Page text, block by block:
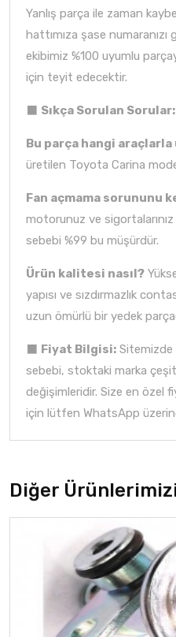
Yanlış parça ile zaman
hattımıza şase
ekibimiz %100 uyumlu
için teyit edecektir.
⬛ Sıkça Sorulan Sorular:
Bu parça hangi araçlarla
üretilen Toyota Carina
Fan açmama sorununu
motorunuz ve
sebebi %99 bu müşürdür.
Ürün kalitesi nasıl?
yapısı ve sızdırmazlık
uzun ömürlü bir yedek
⬛ Fiyat Bilgisi: Sitemizde
sebebi, stoktaki marka
değişimleridir. Size en özel
için lütfen WhatsApp
Diğer